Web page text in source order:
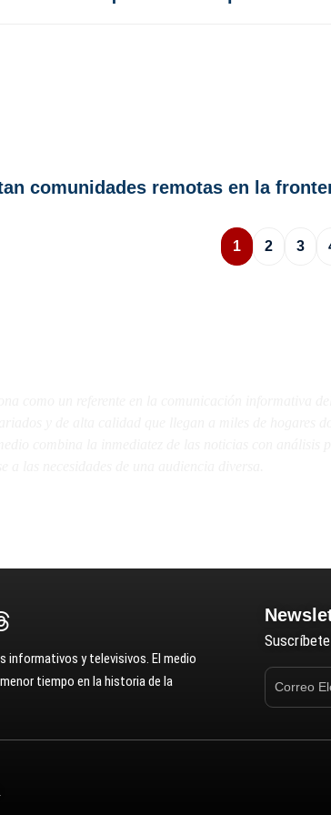
comunidades remotas en la
1 2 3
y televisivos. El medio
tiempo en la historia de la